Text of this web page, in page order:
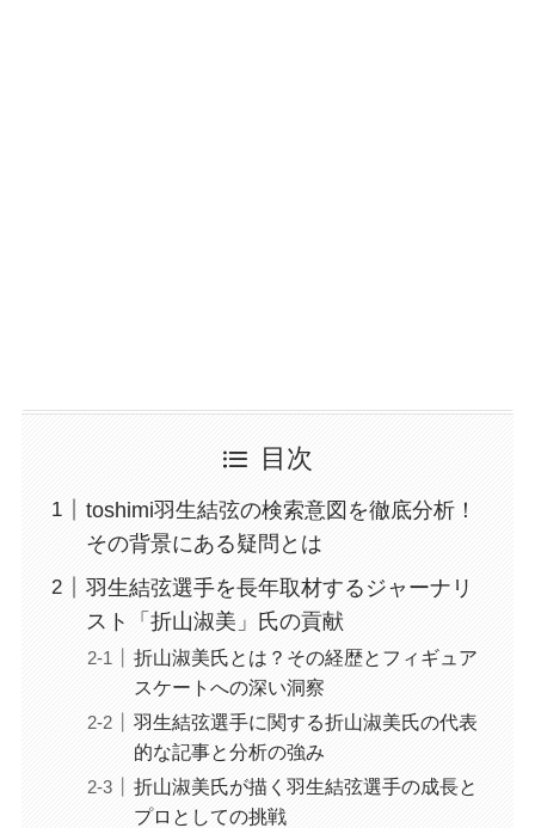
目次
toshimi羽生結弦の検索意図を徹底分析！
その背景にある疑問とは
羽生結弦選手を長年取材するジャーナリ
スト「折山淑美」氏の貢献
折山淑美氏とは？その経歴とフィギュア
スケートへの深い洞察
羽生結弦選手に関する折山淑美氏の代表
的な記事と分析の強み
折山淑美氏が描く羽生結弦選手の成長と
プロとしての挑戦